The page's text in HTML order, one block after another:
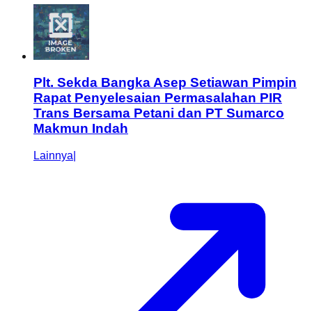
Plt. Sekda Bangka Asep Setiawan Pimpin
Rapat Penyelesaian Permasalahan PIR
Trans Bersama Petani dan PT Sumarco
Makmun Indah
Lainnya